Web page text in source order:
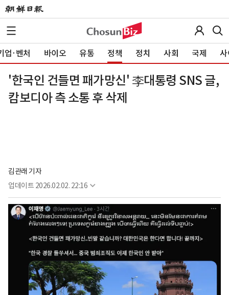
업·벤처 바이오 유통 정책 정치 사회 국제 사
'한국인 건들면 패가망신' 李대통령 SNS 글,
캄보디아 측 소통 후 삭제
김관래 기자
업데이트 2026.02.02. 22:16